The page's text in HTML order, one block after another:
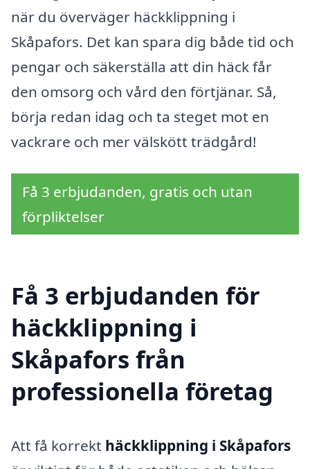
när du överväger häckklippning i
Skåpafors. Det kan spara dig både tid och
pengar och säkerställa att din häck får
den omsorg och vård den förtjänar. Så,
börja redan idag och ta steget mot en
vackrare och mer välskött trädgård!
Få 3 erbjudanden, gratis och utan
förpliktelser
Få 3 erbjudanden för
häckklippning i
Skåpafors från
professionella företag
Att få korrekt häckklippning i Skåpafors